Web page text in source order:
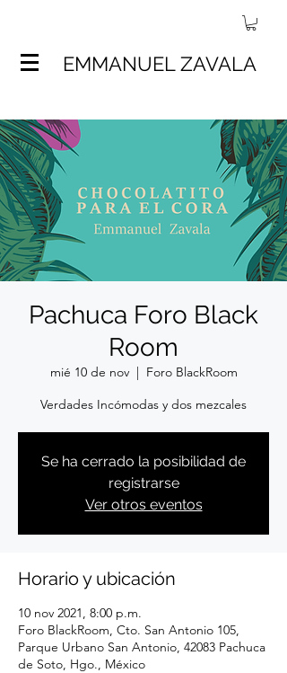
EMMANUEL ZAVALA
Pachuca Foro Black
Room
mié 10 de nov
  |
Foro BlackRoom
Verdades Incómodas y dos mezcales
Se ha cerrado la posibilidad de
registrarse
Ver otros eventos
Horario y ubicación
10 nov 2021, 8:00 p.m.
Foro BlackRoom, Cto. San Antonio 105,
Parque Urbano San Antonio, 42083 Pachuca
de Soto, Hgo., México